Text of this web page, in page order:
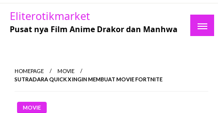
Skip
content
Eliterotikmarket
Pusat nya Film Anime Drakor dan Manhwa
HOMEPAGE
MOVIE
SUTRADARA QUICK X INGIN MEMBUAT MOVIE FORTNITE
MOVIE